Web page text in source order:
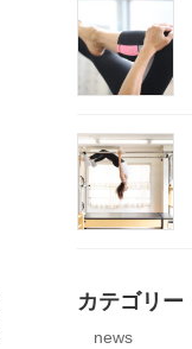
カテゴリー
news